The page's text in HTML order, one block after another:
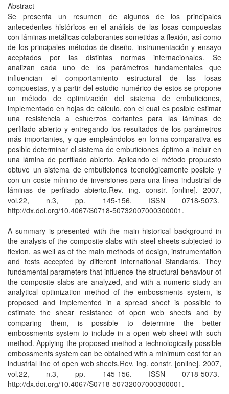
Abstract
Se presenta un resumen de algunos de los principales
antecedentes históricos en el análisis de las losas compuestas
con láminas metálicas colaborantes sometidas a flexión, así como
de los principales métodos de diseño, instrumentación y ensayo
aceptados por las distintas normas internacionales. Se
analizan cada uno de los parámetros fundamentales que
influencian el comportamiento estructural de las losas
compuestas, y a partir del estudio numérico de estos se propone
un método de optimización del sistema de embuticiones,
implementado en hojas de cálculo, con el cual es posible estimar
una resistencia a esfuerzos cortantes para las láminas de
perfilado abierto y entregando los resultados de los parámetros
más importantes, y que empleándolos en forma comparativa es
posible determinar el sistema de embuticiones óptimo a incluir en
una lámina de perfilado abierto. Aplicando el método propuesto
obtuve un sistema de embuticiones tecnológicamente posible y
con un coste mínimo de inversiones para una línea industrial de
láminas de perfilado abierto.Rev. ing. constr. [online]. 2007,
vol.22, n.3, pp. 145-156. ISSN 0718-5073.
http://dx.doi.org/10.4067/S0718-50732007000300001.
A summary is presented with the main historical background in
the analysis of the composite slabs with steel sheets subjected to
flexion, as well as of the main methods of design, instrumentation
and tests accepted by different International Standards. They
fundamental parameters that influence the structural behaviour of
the composite slabs are analyzed, and with a numeric study an
analytical optimization method of the embossments system, is
proposed and implemented in a spread sheet is possible to
estimate the shear resistance of open web sheets and by
comparing them, is possible to determine the better
embossments system to include in a open web sheet with such
method. Applying the proposed method a technologically possible
embossments system can be obtained with a minimum cost for an
industrial line of open web sheets.Rev. ing. constr. [online]. 2007,
vol.22, n.3, pp. 145-156. ISSN 0718-5073.
http://dx.doi.org/10.4067/S0718-50732007000300001.